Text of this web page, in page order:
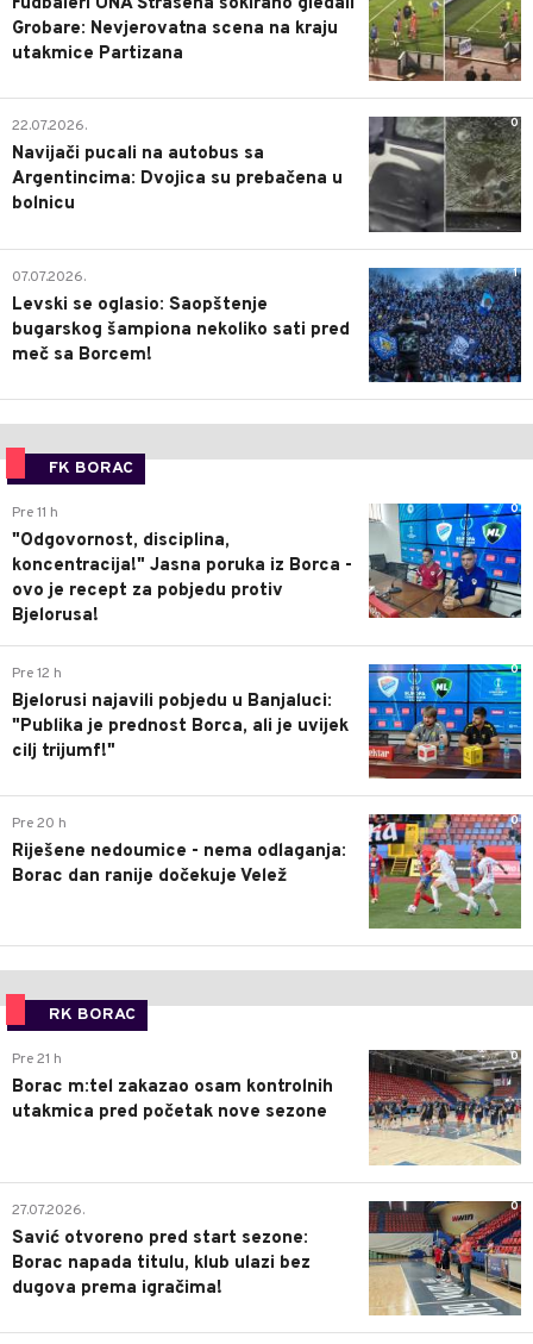
Grobare: Nevjerovatna scena na kraju
utakmice Partizana
0
22.07.2026.
Navijači pucali na autobus sa
Argentincima: Dvojica su prebačena u
bolnicu
1
07.07.2026.
Levski se oglasio: Saopštenje
bugarskog šampiona nekoliko sati pred
meč sa Borcem!
FK BORAC
0
Pre 11 h
"Odgovornost, disciplina,
koncentracija!" Jasna poruka iz Borca -
ovo je recept za pobjedu protiv
Bjelorusa!
0
Pre 12 h
Bjelorusi najavili pobjedu u Banjaluci:
"Publika je prednost Borca, ali je uvijek
cilj trijumf!"
0
Pre 20 h
Riješene nedoumice - nema odlaganja:
Borac dan ranije dočekuje Velež
RK BORAC
0
Pre 21 h
Borac m:tel zakazao osam kontrolnih
utakmica pred početak nove sezone
0
27.07.2026.
Savić otvoreno pred start sezone:
Borac napada titulu, klub ulazi bez
dugova prema igračima!